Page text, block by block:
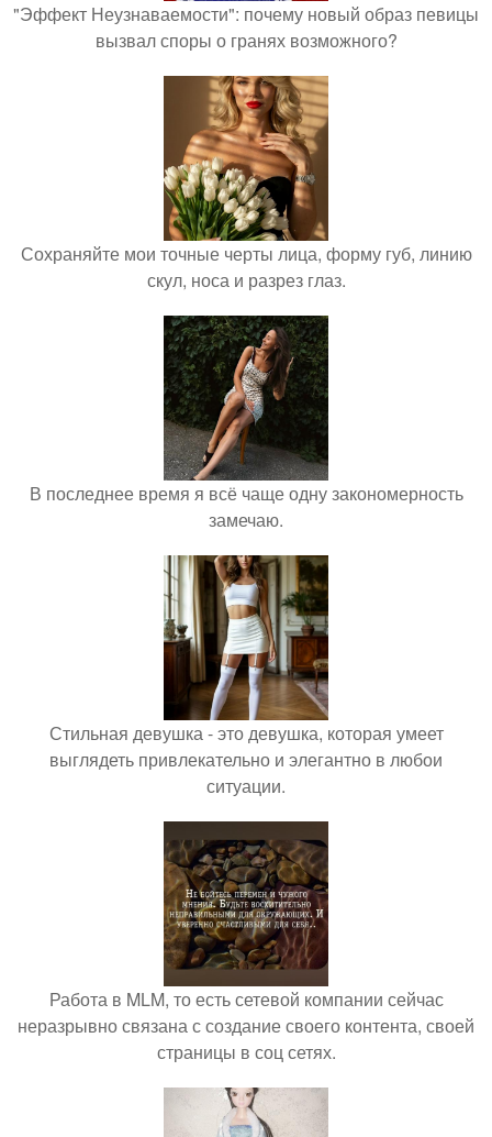
"Эффект Неузнаваемости": почему новый образ певицы
вызвал споры о гранях возможного?
Сохраняйте мои точные черты лица, форму губ, линию
скул, носа и разрез глаз.
В последнее время я всё чаще одну закономерность
замечаю.
Стильная девушка - это девушка, которая умеет
выглядеть привлекательно и элегантно в любои
ситуации.
Работа в MLM, то есть сетевой компании сейчас
неразрывно связана с создание своего контента, своей
страницы в соц сетях.